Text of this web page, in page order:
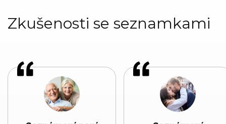
Zkušenosti se seznamkami